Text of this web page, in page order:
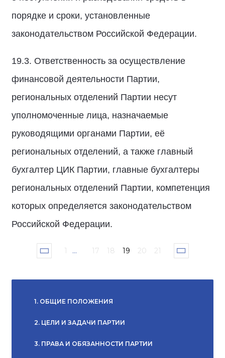
порядке и сроки, установленные
законодательством Российской Федерации.
19.3. Ответственность за осуществление
финансовой деятельности Партии,
региональных отделений Партии несут
уполномоченные лица, назначаемые
руководящими органами Партии, её
региональных отделений, а также главный
бухгалтер ЦИК Партии, главные бухгалтеры
региональных отделений Партии, компетенция
которых определяется законодательством
Российской Федерации.
1 ... 17 18 19 20 21
1. ОБЩИЕ ПОЛОЖЕНИЯ
2. ЦЕЛИ И ЗАДАЧИ ПАРТИИ
3. ПРАВА И ОБЯЗАННОСТИ ПАРТИИ